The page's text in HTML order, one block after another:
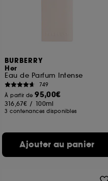
BURBERRY
Her
Eau de Parfum Intense
749
À partir de95,00€
316,67€ / 100ml
3 contenances disponibles
Ajouter au panier